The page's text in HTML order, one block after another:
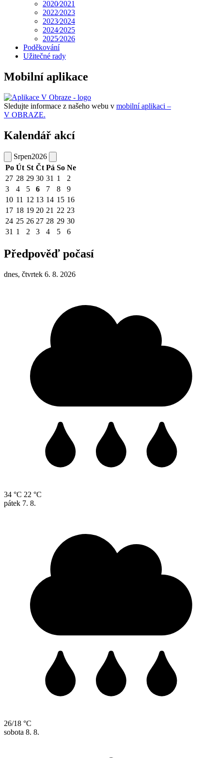
2020⁄2021
2022⁄2023
2023⁄2024
2024⁄2025
2025⁄2026
Poděkování
Užitečné rady
Mobilní aplikace
Sledujte informace z našeho webu v mobilní aplikaci –
V OBRAZE.
Kalendář akcí
Srpen2026
Po Út St Čt Pá So Ne
27 28 29 30 31 1
2
3
4 5 6 7 8
9
10 11 12 13 14 15 16
17 18 19 20 21 22 23
24 25 26 27 28 29 30
31 1 2 3 4 5 6
Předpověď počasí
dnes, čtvrtek 6. 8. 2026
34 °C 22 °C
pátek 7. 8.
26/18 °C
sobota 8. 8.